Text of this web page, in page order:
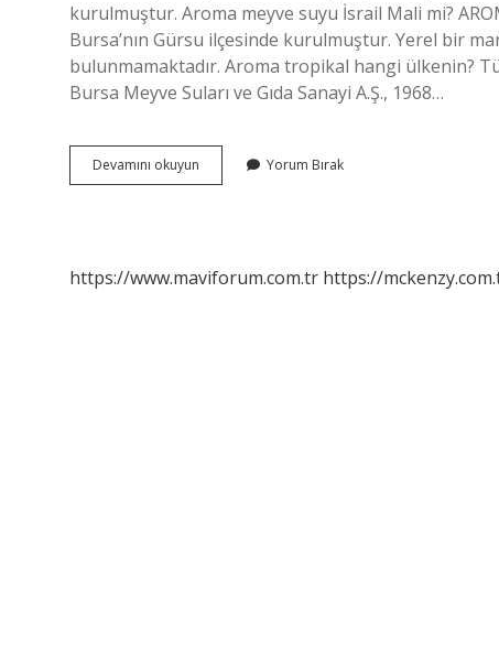
kurulmuştur. Aroma meyve suyu İsrail Mali mi?
Bursa’nın Gürsu ilçesinde kurulmuştur. Yerel bir
bulunmamaktadır. Aroma tropikal hangi ülkenin?
Bursa Meyve Suları ve Gıda Sanayi A.Ş., 1968…
Devamını okuyun
Su
Yorum Bırak
https://www.maviforum.com.tr https://